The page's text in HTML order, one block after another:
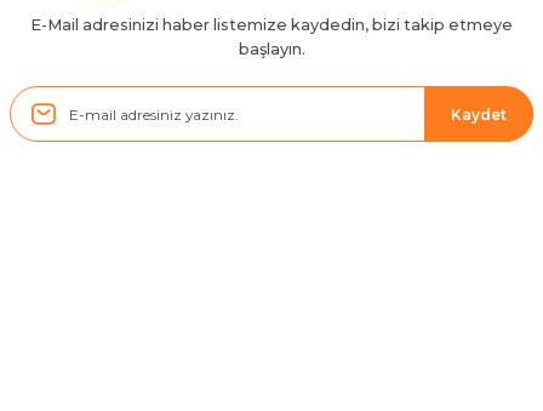
ü... y... | 17/05/2025
E-Mail adresinizi haber listemize kaydedin, bizi takip etmeye
başlayın.
Kaydet